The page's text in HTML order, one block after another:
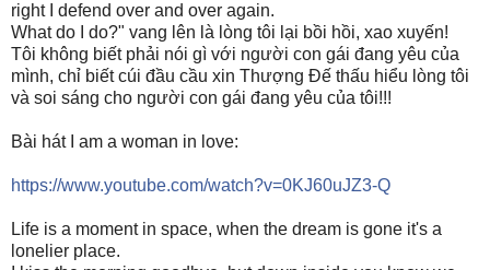
right I defend over and over again.
What do I do?" vang lên là lòng tôi lại bồi hồi, xao xuyến!
Tôi không biết phải nói gì với người con gái đang yêu của
mình, chỉ biết cúi đầu cầu xin Thượng Đế thấu hiểu lòng tôi
và soi sáng cho người con gái đang yêu của tôi!!!
Bài hát I am a woman in love:
https://www.youtube.com/watch?v=0KJ60uJZ3-Q
Life is a moment in space, when the dream is gone it's a
lonelier place.